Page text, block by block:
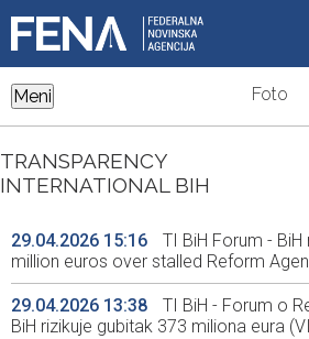
Meni Foto
TRANSPARENCY
INTERNATIONAL BIH
29.04.2026 15:16
TI BiH Forum -
million euros over stalled Reform
29.04.2026 13:38
TI BiH - Forum o
BiH rizikuje gubitak 373 miliona eura